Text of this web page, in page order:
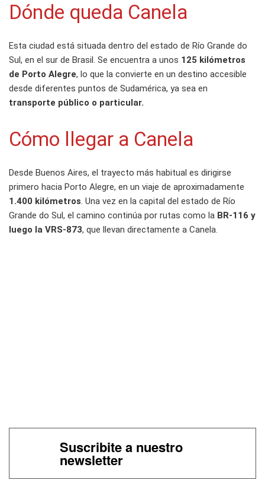
Dónde queda Canela
Esta ciudad está situada dentro del estado de Río Grande do
Sul, en el sur de Brasil. Se encuentra a unos 125 kilómetros
de Porto Alegre, lo que la convierte en un destino accesible
desde diferentes puntos de Sudamérica, ya sea en
transporte público o particular.
Cómo llegar a Canela
Desde Buenos Aires, el trayecto más habitual es dirigirse
primero hacia Porto Alegre, en un viaje de aproximadamente
1.400 kilómetros. Una vez en la capital del estado de Río
Grande do Sul, el camino continúa por rutas como la BR-116 y
luego la VRS-873, que llevan directamente a Canela.
Suscribite a nuestro
newsletter